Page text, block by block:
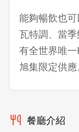
能夠暢飲也
瓦特調、當
有全世界唯
旭集限定供應
餐廳介紹